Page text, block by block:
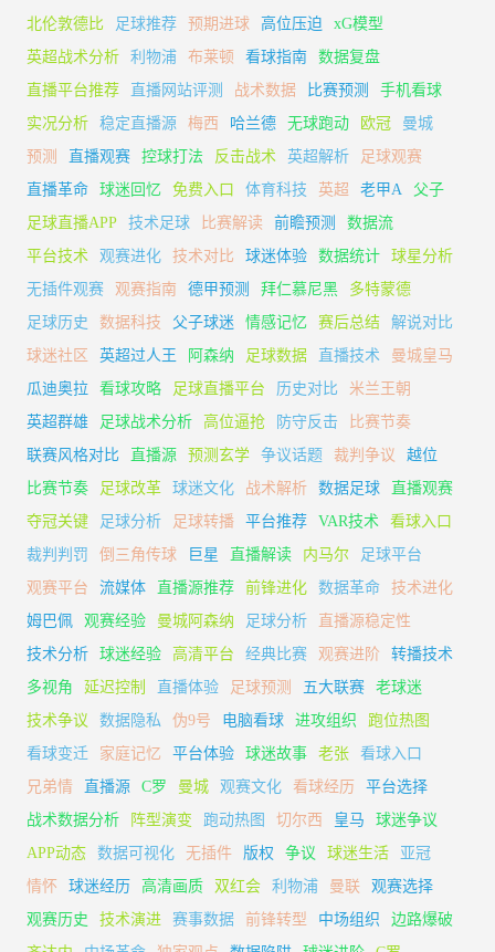
北伦敦德比
足球推荐 预期进球 高位压迫
xG模型
英超战术分析
利物浦 布莱顿 看球指南
数据复盘
直播平台推荐
直播网站评测 战术数据 比赛预测
手机看球
实况分析
稳定直播源 梅西 哈兰德 无球跑动 欧冠
曼城
预测
直播观赛 控球打法 反击战术 英超解析
足球观赛
直播革命
球迷回忆 免费入口 体育科技 英超 老甲A
父子
足球直播APP
技术足球 比赛解读 前瞻预测
数据流
平台技术
观赛进化 技术对比 球迷体验 数据统计
球星分析
无插件观赛
观赛指南 德甲预测 拜仁慕尼黑
多特蒙德
足球历史
数据科技 父子球迷 情感记忆 赛后总结
解说对比
球迷社区
英超过人王 阿森纳 足球数据 直播技术
曼城皇马
瓜迪奥拉
看球攻略 足球直播平台 历史对比
米兰王朝
英超群雄
足球战术分析 高位逼抢 防守反击
比赛节奏
联赛风格对比
直播源 预测玄学 争议话题 裁判争议
越位
比赛节奏
足球改革 球迷文化 战术解析 数据足球
直播观赛
夺冠关键
足球分析 足球转播 平台推荐 VAR技术
看球入口
裁判判罚
倒三角传球 巨星 直播解读 内马尔
足球平台
观赛平台
流媒体 直播源推荐 前锋进化 数据革命
技术进化
姆巴佩
观赛经验 曼城阿森纳 足球分析
直播源稳定性
技术分析
球迷经验 高清平台 经典比赛 观赛进阶
转播技术
多视角
延迟控制 直播体验 足球预测 五大联赛
老球迷
技术争议
数据隐私 伪9号 电脑看球 进攻组织
跑位热图
看球变迁
家庭记忆 平台体验 球迷故事 老张
看球入口
兄弟情
直播源 C罗 曼城 观赛文化 看球经历
平台选择
战术数据分析
阵型演变 跑动热图 切尔西 皇马
球迷争议
APP动态
数据可视化 无插件 版权 争议 球迷生活
亚冠
情怀
球迷经历 高清画质 双红会 利物浦 曼联
观赛选择
观赛历史
技术演进 赛事数据 前锋转型 中场组织
边路爆破